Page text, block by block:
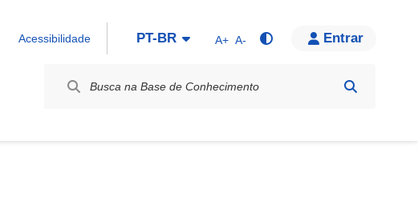
Acessibilidade PT-BR A+ A- Entrar